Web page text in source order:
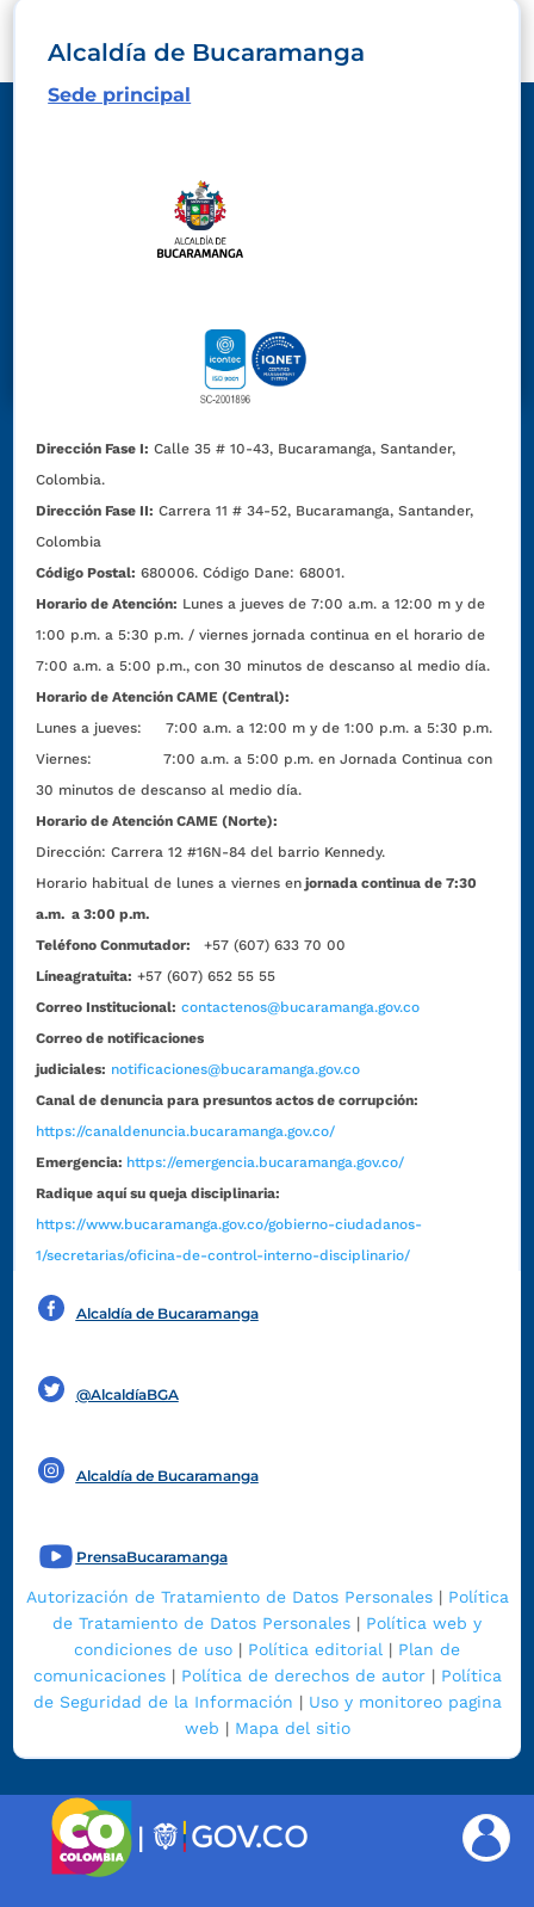
Alcaldía de Bucaramanga
Sede principal
Dirección Fase I: Calle 35 # 10-43, Bucaramanga, Santander,
Colombia.
Dirección Fase II: Carrera 11 # 34-52, Bucaramanga, Santander,
Colombia
Código Postal: 680006. Código Dane: 68001.
Horario de Atención: Lunes a jueves de 7:00 a.m. a 12:00 m y de
1:00 p.m. a 5:30 p.m. / viernes jornada continua en el horario de
7:00 a.m. a 5:00 p.m., con 30 minutos de descanso al medio día.
Horario de Atención CAME (Central):
Lunes a jueves: 7:00 a.m. a 12:00 m y de 1:00 p.m. a 5:30 p.m.
Viernes: 7:00 a.m. a 5:00 p.m. en Jornada Continua con
30 minutos de descanso al medio día.
Horario de Atención CAME (Norte):
Dirección:Carrera 12 #16N-84 del barrio Kennedy.
Horario habitual de lunes a viernes en jornada continua de 7:30
a.m. a 3:00 p.m.
Teléfono Conmutador:
+57 (607) 633 70 00
Líneagratuita: +57 (607) 652 55 55
Correo Institucional: contactenos@bucaramanga.gov.co
Correo de notificaciones
judiciales: notificaciones@bucaramanga.gov.co
Canal de denuncia para presuntos actos de corrupción:
https://canaldenuncia.bucaramanga.gov.co/
Emergencia: https://emergencia.bucaramanga.gov.co/
Radique aquí su queja disciplinaria:
https://www.bucaramanga.gov.co/gobierno-ciudadanos-
1/secretarias/oficina-de-control-interno-disciplinario/
Alcaldía de Bucaramanga
@AlcaldíaBGA
Alcaldía de Bucaramanga
PrensaBucaramanga
Autorización de Tratamiento de Datos Personales| Política
de Tratamiento de Datos Personales | Política web y
condiciones de uso | Política editorial | Plan de
comunicaciones| Política de derechos de autor| Política
de Seguridad de la Información | Uso y monitoreo pagina
web | Mapa del sitio
|